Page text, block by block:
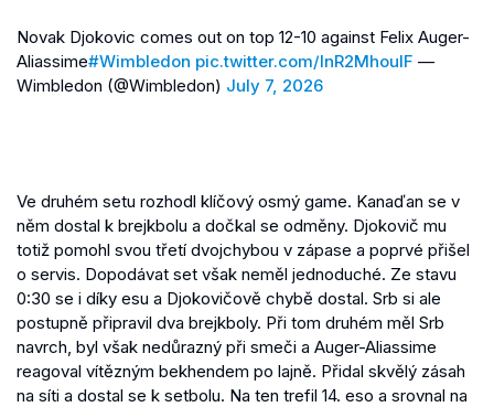
Novak Djokovic comes out on top 12-10 against Felix Auger-
Aliassime#Wimbledon pic.twitter.com/lnR2MhoulF —
Wimbledon (@Wimbledon) July 7, 2026
Ve druhém setu rozhodl klíčový osmý game. Kanaďan se v
něm dostal k brejkbolu a dočkal se odměny. Djokovič mu
totiž pomohl svou třetí dvojchybou v zápase a poprvé přišel
o servis. Dopodávat set však neměl jednoduché. Ze stavu
0:30 se i díky esu a Djokovičově chybě dostal. Srb si ale
postupně připravil dva brejkboly. Při tom druhém měl Srb
navrch, byl však nedůrazný při smeči a Auger-Aliassime
reagoval vítězným bekhendem po lajně. Přidal skvělý zásah
na síti a dostal se k setbolu. Na ten trefil 14. eso a srovnal na